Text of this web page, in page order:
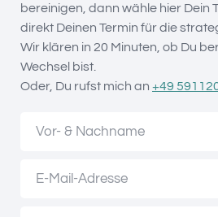
bereinigen, dann wähle hier Dein
direkt Deinen Termin für die
Wir klären in 20 Minuten, ob Du
Wechsel bist.
Oder, Du rufst mich an +49